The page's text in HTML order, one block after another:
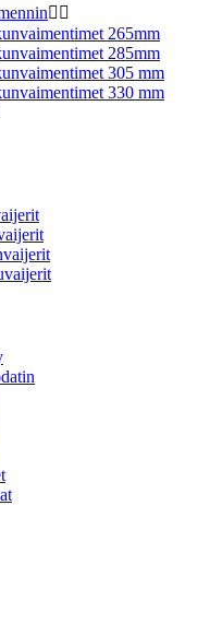
 
265mm
285mm
305 mm
330 mm